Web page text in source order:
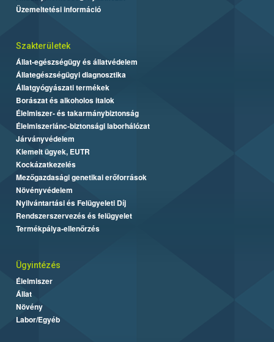
Üzemeltetési információ
Szakterületek
Állat-egészségügy és állatvédelem
Állategészségügyi diagnosztika
Állatgyógyászati termékek
Borászat és alkoholos italok
Élelmiszer- és takarmánybiztonság
Élelmiszerlánc-biztonsági laborhálózat
Járványvédelem
Kiemelt ügyek, EUTR
Kockázatkezelés
Mezőgazdasági genetikai erőforrások
Növényvédelem
Nyilvántartási és Felügyeleti Díj
Rendszerszervezés és felügyelet
Termékpálya-ellenőrzés
Ügyintézés
Élelmiszer
Állat
Növény
Labor/Egyéb